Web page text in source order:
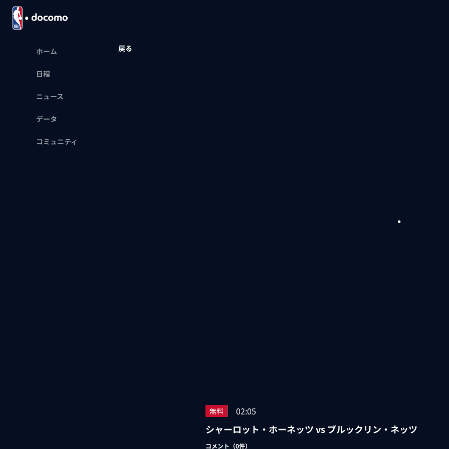
ホーム
日程
ニュース
データ
コミュニティ
戻る
無料 02:05
シャーロット・ホーネッツ vs ブルックリン・ネッツ
コメント（0件）